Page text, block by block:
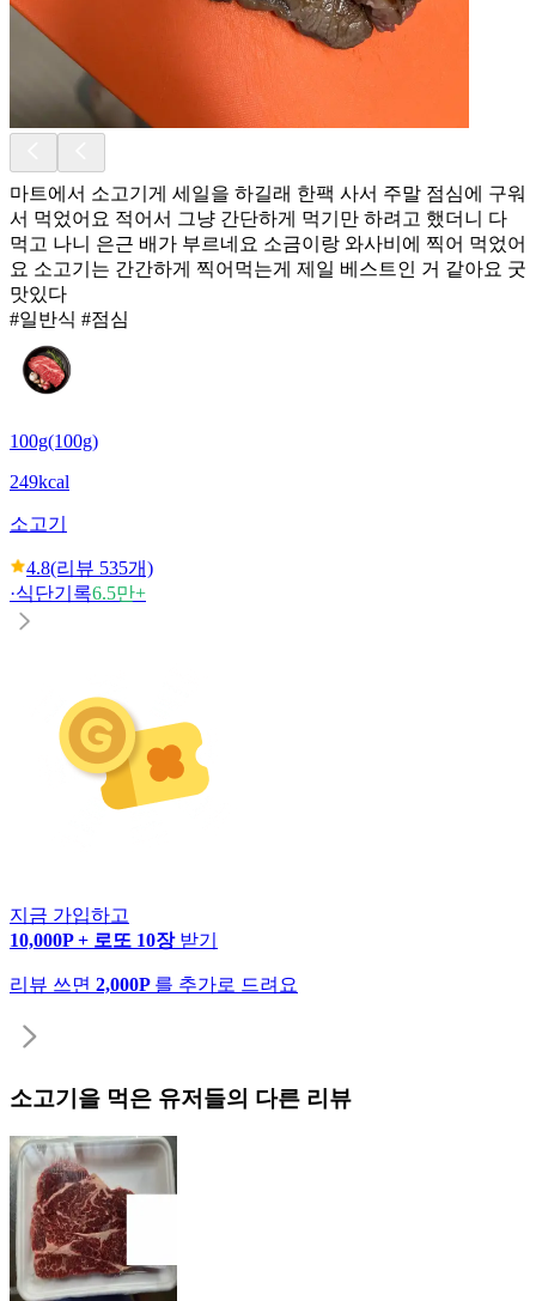
마트에서 소고기게 세일을 하길래 한팩 사서 주말 점심에 구워
서 먹었어요 적어서 그냥 간단하게 먹기만 하려고 했더니 다
먹고 나니 은근 배가 부르네요 소금이랑 와사비에 찍어 먹었어
요 소고기는 간간하게 찍어먹는게 제일 베스트인 거 같아요 굿
맛있다
#일반식 #점심
100g(100g)
249kcal
소고기
4.8(리뷰 535개)
·식단기록6.5만+
지금 가입하고
10,000P + 로또 10장 받기
리뷰 쓰면 2,000P 를 추가로 드려요
소고기 을 먹은 유저들의 다른 리뷰